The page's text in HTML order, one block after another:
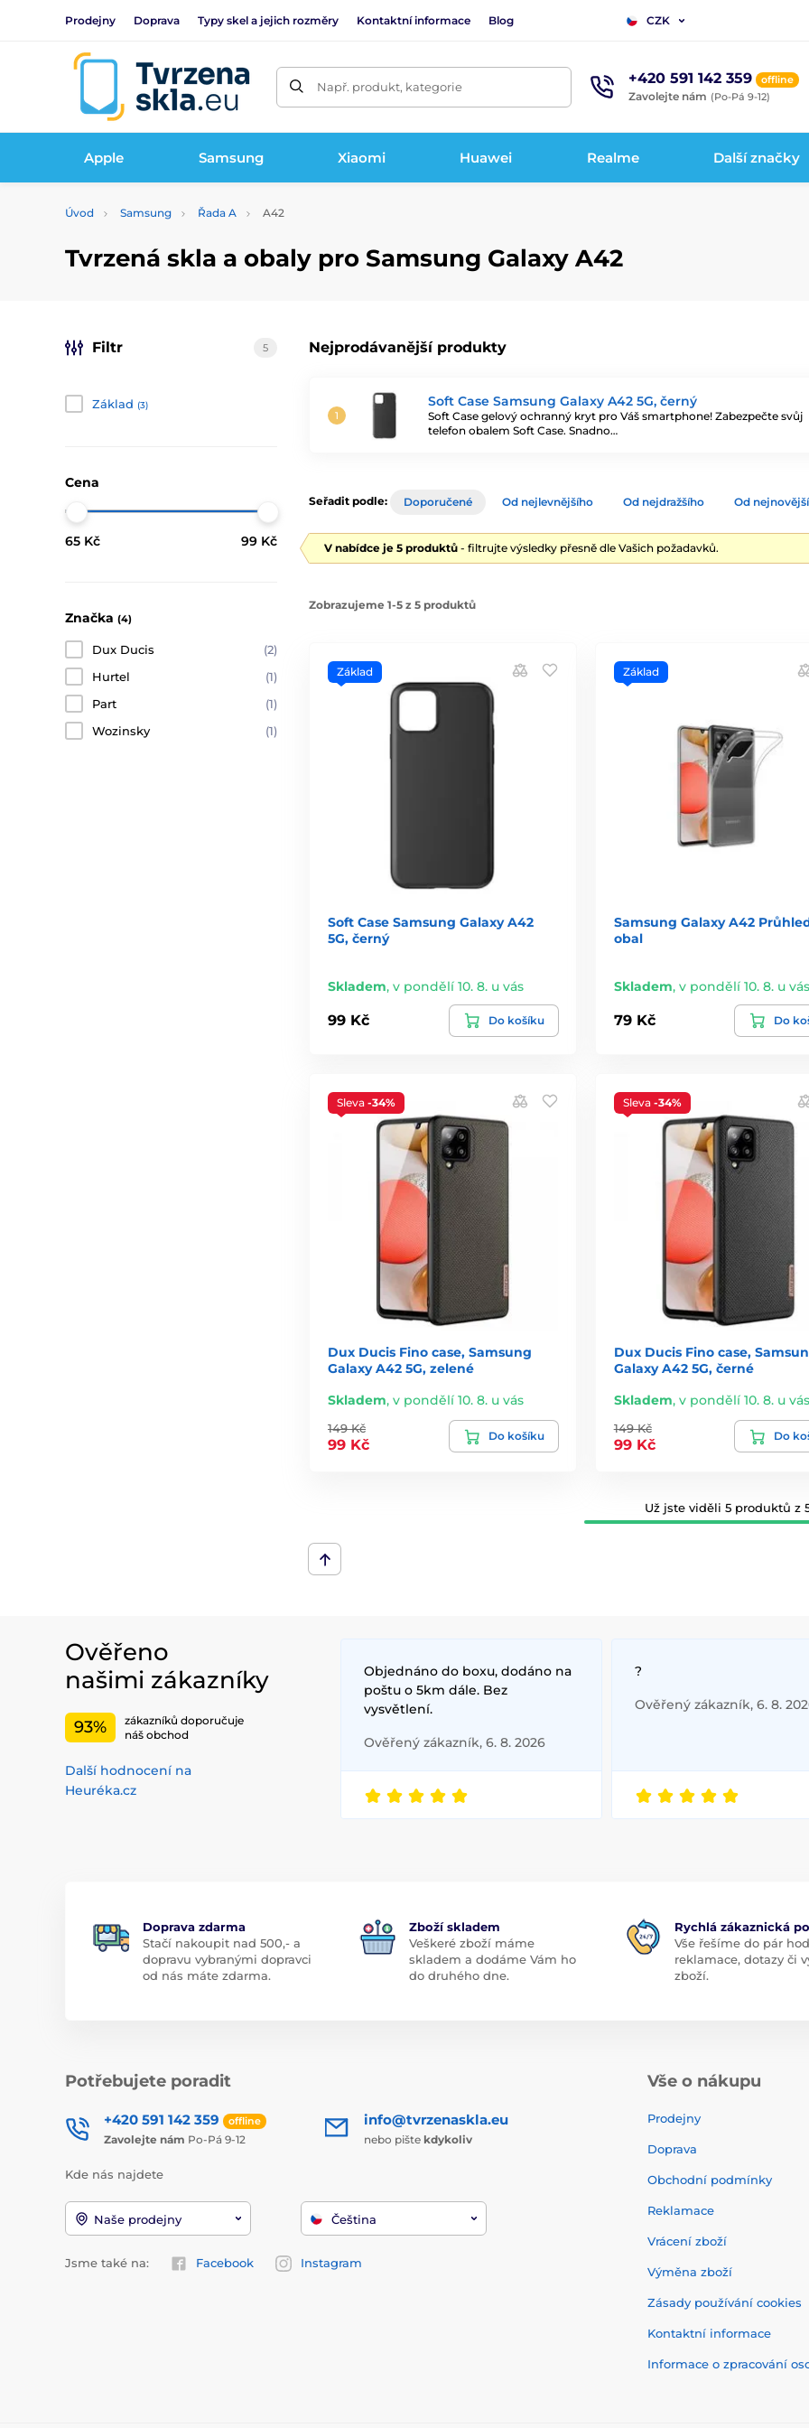
Prodejny Doprava Typy skel a jejich rozměry Kontaktní informace Blog CZK
Např. produkt, kategorie +420 591 142 359 offline
Zavolejte nám (Po-Pá 9-12)
Apple Samsung Xiaomi Huawei Realme Další značky
Úvod Samsung Řada A A42
Tvrzená skla a obaly pro Samsung Galaxy A42
Nejprodávanější produkty
Soft Case Samsung Galaxy A42 5G, černý
Soft Case gelový ochranný kryt pro Váš smartphone! Zabezpečte svůj
telefon obalem Soft Case. Snadno…
Filtr 5
Základ (3)
Cena
65 Kč 99 Kč
Značka (4)
Dux Ducis
(2)
Hurtel
(1)
Part
(1)
Wozinsky
(1)
Seřadit podle: Doporučené Od nejlevnějšího Od nejdražšího Od
V nabídce je 5 produktů - filtrujte výsledky přesně dle Vašich požadavků.
Zobrazujeme 1-5 z 5 produktů
Základ
Soft Case Samsung Galaxy A42
5G, černý
Skladem, v pondělí 10. 8. u vás
99 Kč Do košíku
Základ
Samsung Galaxy A42
obal
Skladem, v pondělí 10. 8. u vás
79 Kč Do
Sleva -34%
Dux Ducis Fino case, Samsung
Galaxy A42 5G, zelené
Skladem, v pondělí 10. 8. u vás
149 Kč
99 Kč
Do košíku
Sleva -34%
Dux Ducis Fino case,
Galaxy A42 5G, černé
Skladem, v pondělí 10. 8. u vás
149 Kč
99 Kč
Do
Už jste viděli 5 produktů z
Ověřeno
našimi zákazníky
93%
zákazníků doporučuje
náš obchod
Další hodnocení na
Heuréka.cz
Objednáno do boxu, dodáno na
poštu o 5km dále. Bez
vysvětlení.
Ověřený zákazník, 6. 8. 2026
?
Ověřený zákazník, 6. 8.
Doprava zdarma
Stačí nakoupit nad 500,- a
dopravu vybranými dopravci
od nás máte zdarma.
Zboží skladem
Veškeré zboží máme
skladem a dodáme Vám ho
do druhého dne.
Rychlá zákaznická
Vše řešíme do pár
reklamace, dotazy či
zboží.
Potřebujete poradit
+420 591 142 359 offline
Zavolejte nám Po-Pá 9-12
info@tvrzenaskla.eu
nebo pište kdykoliv
Kde nás najdete
Naše prodejny Čeština
Jsme také na: Facebook Instagram
Vše o nákupu
Prodejny
Doprava
Obchodní podmínky
Reklamace
Vrácení zboží
Výměna zboží
Zásady používání cookies
Kontaktní informace
Informace o zpracování